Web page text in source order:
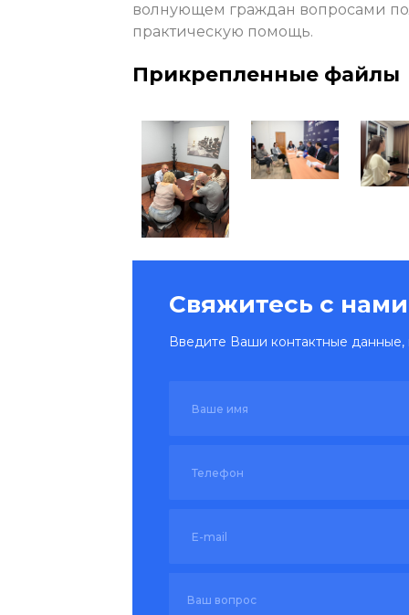
волнующем граждан вопросами
практическую помощь.
Прикрепленные файлы
Свяжитесь с нами
Введите Ваши контактные